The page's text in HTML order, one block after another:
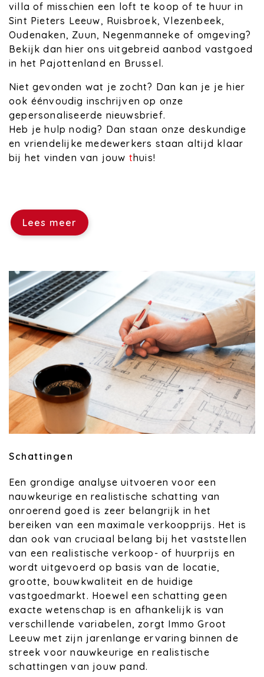
villa of misschien een loft te koop of te huur in
Sint Pieters Leeuw, Ruisbroek, Vlezenbeek,
Oudenaken, Zuun, Negenmanneke of omgeving?
Bekijk dan hier ons uitgebreid aanbod vastgoed
in het Pajottenland en Brussel.
Niet gevonden wat je zocht? Dan kan je je hier
ook éénvoudig inschrijven op onze
gepersonaliseerde nieuwsbrief.
Heb je hulp nodig? Dan staan onze deskundige
en vriendelijke medewerkers staan altijd klaar
bij het vinden van jouw thuis!
Lees meer
Schattingen
Een grondige analyse uitvoeren voor een
nauwkeurige en realistische schatting van
onroerend goed is zeer belangrijk in het
bereiken van een maximale verkoopprijs. Het is
dan ook van cruciaal belang bij het vaststellen
van een realistische verkoop- of huurprijs en
wordt uitgevoerd op basis van de locatie,
grootte, bouwkwaliteit en de huidige
vastgoedmarkt. Hoewel een schatting geen
exacte wetenschap is en afhankelijk is van
verschillende variabelen, zorgt Immo Groot
Leeuw met zijn jarenlange ervaring binnen de
streek voor nauwkeurige en realistische
schattingen van jouw pand.